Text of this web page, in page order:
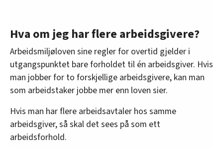
Hva om jeg har flere arbeidsgivere?
Arbeidsmiljøloven sine regler for overtid gjelder i
utgangspunktet bare forholdet til én arbeidsgiver. Hvis
man jobber for to forskjellige arbeidsgivere, kan man
som arbeidstaker jobbe mer enn loven sier.
Hvis man har flere arbeidsavtaler hos samme
arbeidsgiver, så skal det sees på som ett
arbeidsforhold.